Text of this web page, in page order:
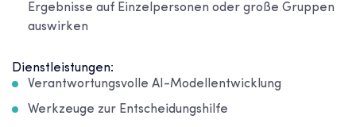
Ergebnisse auf Einzelpersonen oder große Gruppen
auswirken
Dienstleistungen:
Verantwortungsvolle AI-Modellentwicklung
Werkzeuge zur Entscheidungshilfe